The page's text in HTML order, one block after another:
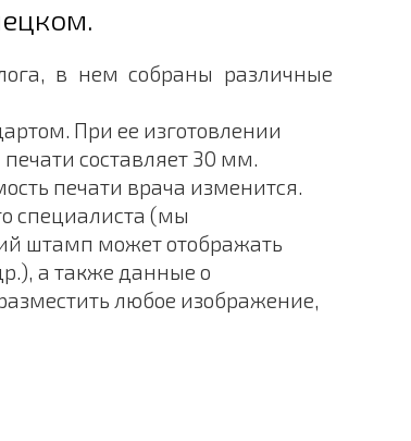
в нем собраны различные
При ее изготовлении
составляет 30 мм.
печати врача изменится.
специалиста (мы
штамп может отображать
а также данные о
любое изображение,